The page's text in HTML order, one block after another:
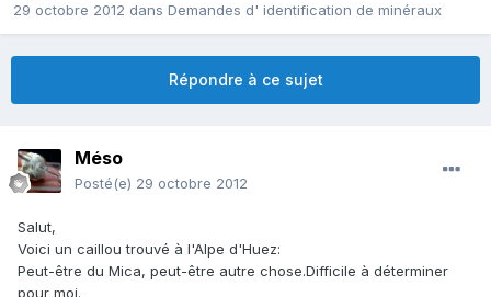
29 octobre 2012 dans Demandes d' identification de minéraux
Répondre à ce sujet
Méso
Posté(e) 29 octobre 2012
Salut,
Voici un caillou trouvé à l'Alpe d'Huez:
Peut-être du Mica, peut-être autre chose.Difficile à déterminer
pour moi.